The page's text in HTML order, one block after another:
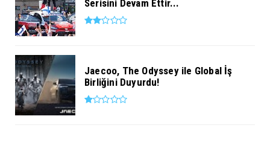
Serisini Devam Ettir...
Jaecoo, The Odyssey ile Global İş
Birliğini Duyurdu!